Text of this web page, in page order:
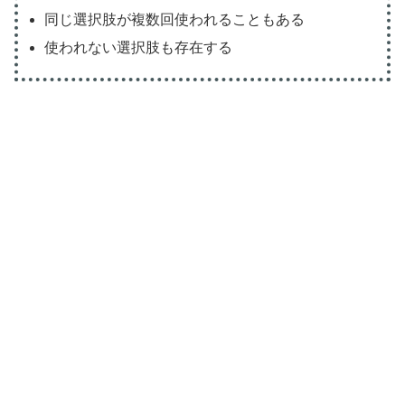
同じ選択肢が複数回使われることもある
使われない選択肢も存在する